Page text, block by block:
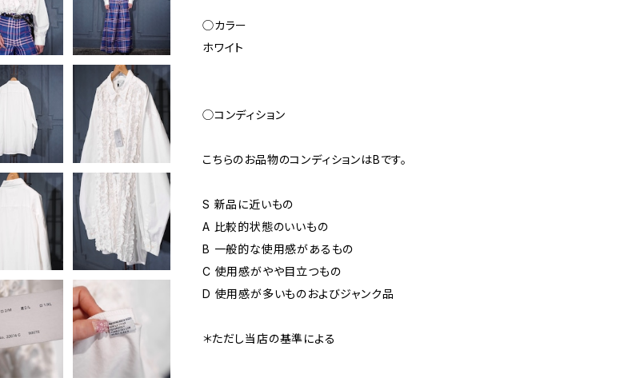
◯カラー
ホワイト
◯コンディション
こちらのお品物のコンディションはBです。
S 新品に近いもの
A 比較的状態のいいもの
B 一般的な使用感があるもの
C 使用感がやや目立つもの
D 使用感が多いものおよびジャンク品
＊ただし当店の基準による